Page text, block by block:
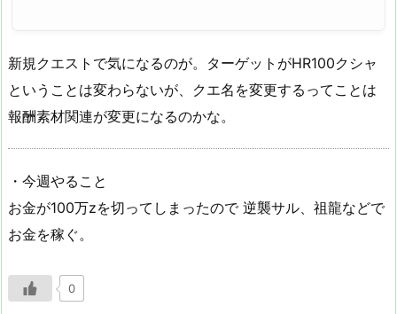
新規クエストで気になるのが。ターゲットがHR100クシャ
ということは変わらないが、クエ名を変更するってことは
報酬素材関連が変更になるのかな。
・今週やること
お金が100万zを切ってしまったので 逆襲サル、祖龍などで
お金を稼ぐ。
0